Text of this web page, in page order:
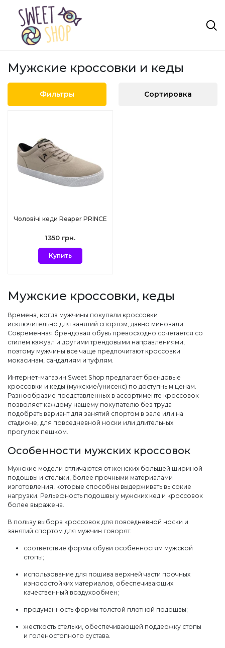
Мужские кроссовки и кеды
Фильтры Сортировка
Чоловічі кеди Reaper PRINCE
1350 грн.
Купить
Мужские кроссовки, кеды
Времена, когда мужчины покупали кроссовки
исключительно для занятий спортом, давно миновали.
Современная брендовая обувь превосходно сочетается со
стилем кэжуал и другими трендовыми направлениями,
поэтому мужчины все чаще предпочитают кроссовки
мокасинам, сандалиям и туфлям.
Интернет-магазин Sweet Shop предлагает брендовые
кроссовки и кеды (мужские/унисекс) по доступным ценам.
Разнообразие представленных в ассортименте кроссовок
позволяет каждому нашему покупателю без труда
подобрать вариант для занятий спортом в зале или на
стадионе, для повседневной носки или длительных
прогулок пешком.
Особенности мужских кроссовок
Мужские модели отличаются от женских большей шириной
подошвы и стельки, более прочными материалами
изготовления, которые способны выдерживать высокие
нагрузки. Рельефность подошвы у мужских кед и кроссовок
более выражена.
В пользу выбора кроссовок для повседневной носки и
занятий спортом для мужчин говорят:
соответствие формы обуви особенностям мужской
стопы;
использование для пошива верхней части прочных
износостойких материалов, обеспечивающих
качественный воздухообмен;
продуманность формы толстой плотной подошвы;
жесткость стельки, обеспечивающей поддержку стопы
и голеностопного сустава.